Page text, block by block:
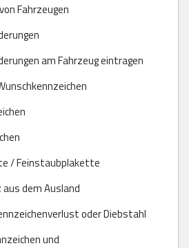
Fahrzeugen
am Fahrzeug eintragen
/ Feinstaubplakette
dem Ausland
oder Diebstahl
und